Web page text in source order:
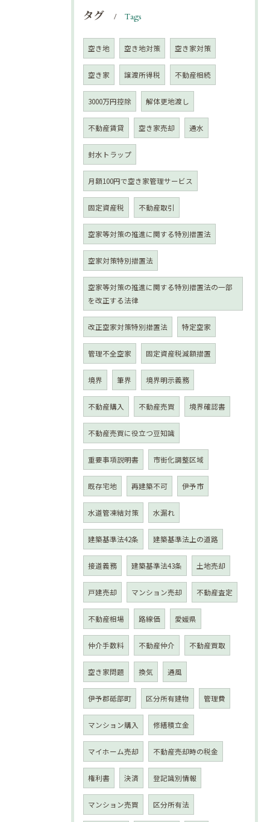
タグ Tags
空き地 空き地対策 空き家対策
空き家 譲渡所得税 不動産相続
3000万円控除 解体更地渡し
不動産賃貸 空き家売却 通水
封水トラップ
月額100円で空き家管理サービス
固定資産税 不動産取引
空家等対策の推進に関する特別措置法
空家対策特別措置法
空家等対策の推進に関する特別措置法の一部
を改正する法律
改正空家対策特別措置法 特定空家
管理不全空家 固定資産税減額措置
境界 筆界 境界明示義務
不動産購入 不動産売買 境界確認書
不動産売買に役立つ豆知識
重要事項説明書 市街化調整区域
既存宅地 再建築不可 伊予市
水道管凍結対策 水漏れ
建築基準法42条 建築基準法上の道路
接道義務 建築基準法43条 土地売却
戸建売却 マンション売却 不動産査定
不動産相場 路線価 愛媛県
仲介手数料 不動産仲介 不動産買取
空き家問題 換気 通風
伊予郡砥部町 区分所有建物 管理費
マンション購入 修繕積立金
マイホーム売却 不動産売却時の税金
権利書 決済 登記識別情報
マンション売買 区分所有法